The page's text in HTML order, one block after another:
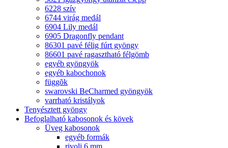
6228 szív
6744 virág medál
6904 Lily medál
6905 Dragonfly pendant
86301 pavé félig fúrt gyöngy
86601 pavé ragasztható félgömb
egyéb gyöngyök
egyéb kabochonok
függõk
swarovski BeCharmed gyöngyök
varrható kristályok
Tenyésztett gyöngy
Befoglalható kabosonok és kövek
Üveg kabosonok
egyéb formák